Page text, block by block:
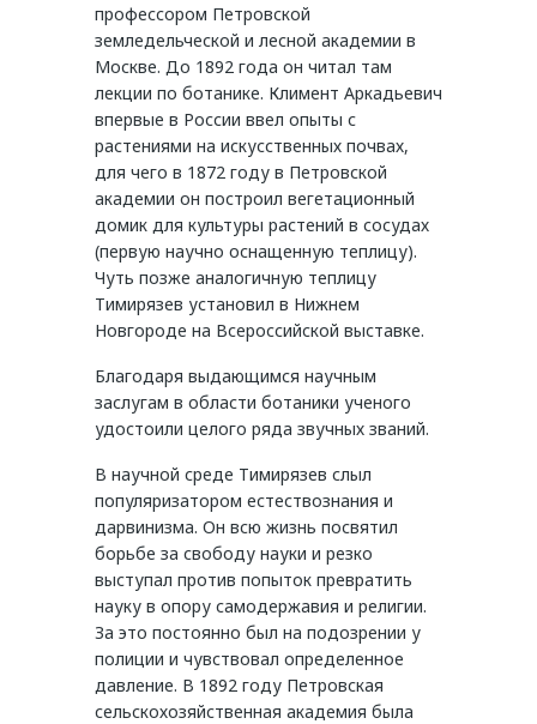
профессором Петровской
земледельческой и лесной академии в
Москве. До 1892 года он читал там
лекции по ботанике. Климент Аркадьевич
впервые в России ввел опыты с
растениями на искусственных почвах,
для чего в 1872 году в Петровской
академии он построил вегетационный
домик для культуры растений в сосудах
(первую научно оснащенную теплицу).
Чуть позже аналогичную теплицу
Тимирязев установил в Нижнем
Новгороде на Всероссийской выставке.
Благодаря выдающимся научным
заслугам в области ботаники ученого
удостоили целого ряда звучных званий.
В научной среде Тимирязев слыл
популяризатором естествознания и
дарвинизма. Он всю жизнь посвятил
борьбе за свободу науки и резко
выступал против попыток превратить
науку в опору самодержавия и религии.
За это постоянно был на подозрении у
полиции и чувствовал определенное
давление. В 1892 году Петровская
сельскохозяйственная академия была